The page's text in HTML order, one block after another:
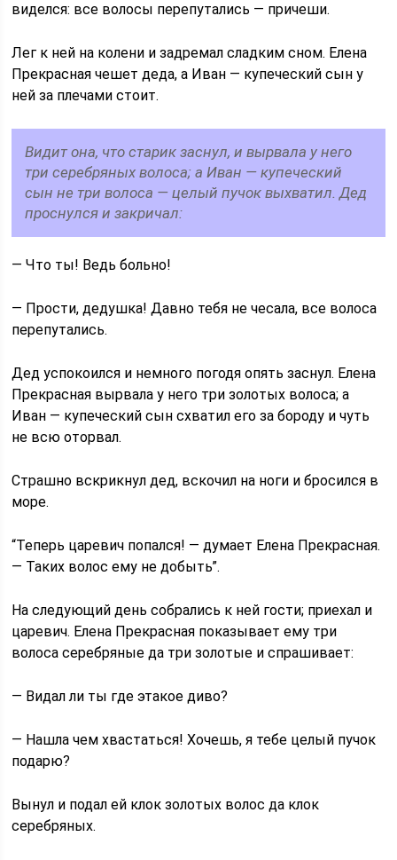
виделся: все волосы перепутались — причеши.
Лег к ней на колени и задремал сладким сном. Елена
Прекрасная чешет деда, а Иван — купеческий сын у
ней за плечами стоит.
Видит она, что старик заснул, и вырвала у него
три серебряных волоса; а Иван — купеческий
сын не три волоса — целый пучок выхватил. Дед
проснулся и закричал:
— Что ты! Ведь больно!
— Прости, дедушка! Давно тебя не чесала, все волоса
перепутались.
Дед успокоился и немного погодя опять заснул. Елена
Прекрасная вырвала у него три золотых волоса; а
Иван — купеческий сын схватил его за бороду и чуть
не всю оторвал.
Страшно вскрикнул дед, вскочил на ноги и бросился в
море.
“Теперь царевич попался! — думает Елена Прекрасная.
— Таких волос ему не добыть”.
На следующий день собрались к ней гости; приехал и
царевич. Елена Прекрасная показывает ему три
волоса серебряные да три золотые и спрашивает:
— Видал ли ты где этакое диво?
— Нашла чем хвастаться! Хочешь, я тебе целый пучок
подарю?
Вынул и подал ей клок золотых волос да клок
серебряных.